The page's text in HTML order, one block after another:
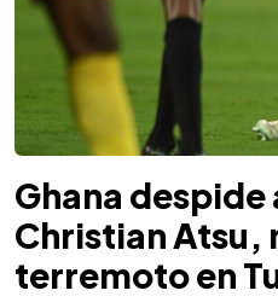
Ghana
Christian Atsu,
terremoto en